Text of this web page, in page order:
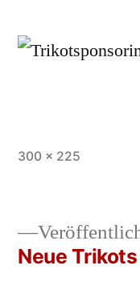
Vollständige
300 × 225
Beitrags-
Neue